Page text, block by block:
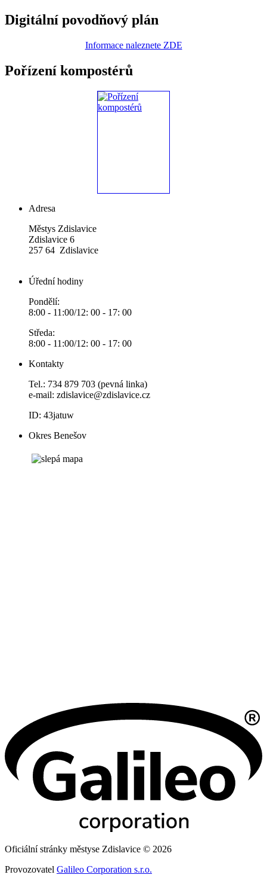
Digitální povodňový plán
Informace naleznete ZDE
Pořízení kompostérů
Adresa
Městys Zdislavice
Zdislavice 6
257 64 Zdislavice
Úřední hodiny
Pondělí:
8:00 - 11:00/12: 00 - 17: 00
Středa:
8:00 - 11:00/12: 00 - 17: 00
Kontakty
Tel.: 734 879 703 (pevná linka)
e-mail: zdislavice@zdislavice.cz
ID: 43jatuw
Okres Benešov
Oficiální stránky městyse Zdislavice © 2026
Provozovatel Galileo Corporation s.r.o.